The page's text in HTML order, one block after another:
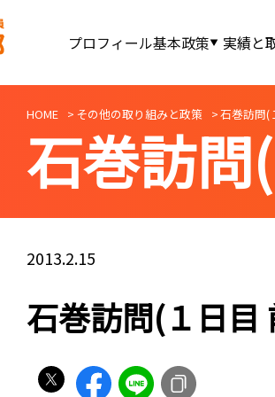
プロフィール基本政策 実績と
HOME その他の取り組みと政策 石巻訪問(
石巻訪問
2013.2.15
石巻訪問(１日目